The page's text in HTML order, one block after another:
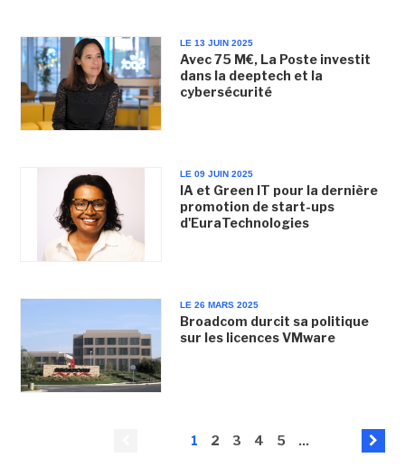
LE 13 JUIN 2025
Avec 75 M€, La Poste investit
dans la deeptech et la
cybersécurité
LE 09 JUIN 2025
IA et Green IT pour la dernière
promotion de start-ups
d'EuraTechnologies
LE 26 MARS 2025
Broadcom durcit sa politique
sur les licences VMware
1 2 3 4 5 ...